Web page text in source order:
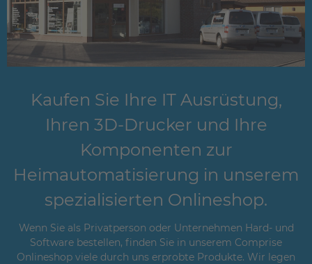
Kaufen Sie Ihre IT Ausrüstung,
Ihren 3D-Drucker und Ihre
Komponenten zur
Heimautomatisierung in unserem
spezialisierten Onlineshop.
Wenn Sie als Privatperson oder Unternehmen Hard- und
Software bestellen, finden Sie in unserem Comprise
Onlineshop viele durch uns erprobte Produkte. Wir legen